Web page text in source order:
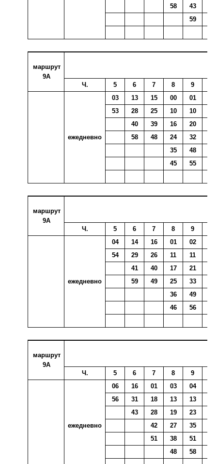
58 43
59
маршрут
9А
Ч.
5 6 7 8 9
ежедневно
03 13 15 00 01
53
28 25 10 10
40
39 16 20
58
48 24 32
35
48
45
55
маршрут
9А
Ч.
5 6 7 8 9
ежедневно
04 14 16 01 02
54
29 26 11 11
41
40 17 21
59
49 25 33
36
49
46
56
маршрут
9А
Ч.
5 6 7 8 9
ежедневно
06 16 01 03 04
56
31 18 13 13
43
28 19 23
42
27 35
51
38 51
48
58